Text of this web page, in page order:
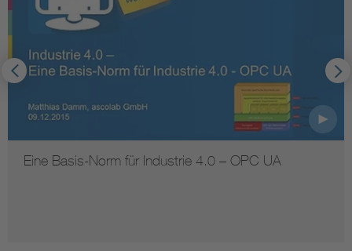
Eine Basis-Norm für Industrie 4.0 – OPC UA